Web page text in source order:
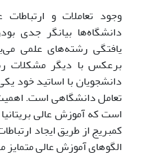
وجود تعاملات و
دانشگاه‌ها بیانگر جدی
یافتگی رشته‌های علمی
برعکس با دیگر مشکلات
دانشجویان با اساتید خود
تعامل دانشگاهی است.
است که آموزش عالی
کمبریج از طریق ایجاد
الگوهای آموزش عالی متمایز